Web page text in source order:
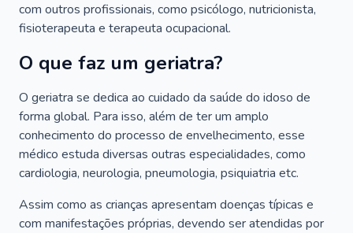
com outros profissionais, como psicólogo, nutricionista,
fisioterapeuta e terapeuta ocupacional.
O que faz um geriatra?
O geriatra se dedica ao cuidado da saúde do idoso de
forma global. Para isso, além de ter um amplo
conhecimento do processo de envelhecimento, esse
médico estuda diversas outras especialidades, como
cardiologia, neurologia, pneumologia, psiquiatria etc.
Assim como as crianças apresentam doenças típicas e
com manifestações próprias, devendo ser atendidas por